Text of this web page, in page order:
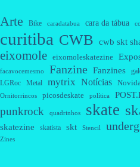
Arte Bike caradatabua cara da tábua
curitiba CWB cwb skt
eixomole eixomoleskatezine
facavocemesmo Fanzine Fanzines
LGRoc Metal mytrix Notícias
Ornitorrincos picosdeskate política
punkrock quadrinhos skate
skatezine skatista skt Stencil
Zines